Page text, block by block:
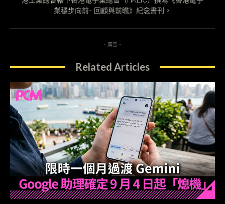
業穩步向前- 回顧與前瞻》紀念書刊。
- 廣告 -
Related Articles